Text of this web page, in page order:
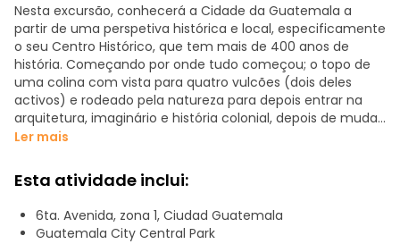
Nesta excursão, conhecerá a Cidade da Guatemala a
partir de uma perspetiva histórica e local, especificamente
o seu Centro Histórico, que tem mais de 400 anos de
história. Começando por onde tudo começou; o topo de
uma colina com vista para quatro vulcões (dois deles
activos) e rodeado pela natureza para depois entrar na
arquitetura, imaginário e história colonial, depois de mudar
a cidade do que hoje conhecemos como "Antigua
contexto histórico se vem de Antígua Guatemala ou se vai
para Antígua.
Ler mais
Esta atividade inclui:
6ta. Avenida, zona 1, Ciudad Guatemala
Guatemala City Central Park